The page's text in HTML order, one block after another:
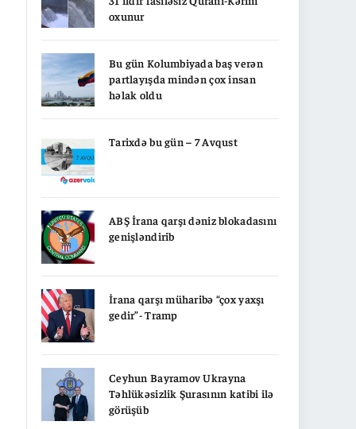
oxunur
Bu gün Kolumbiyada baş verən
partlayışda mindən çox insan
həlak oldu
Tarixdə bu gün – 7 Avqust
ABŞ İrana qarşı dəniz blokadasını
genişləndirib
İrana qarşı müharibə “çox yaxşı
gedir”- Tramp
Ceyhun Bayramov Ukrayna
Təhlükəsizlik Şurasının katibi ilə
görüşüb